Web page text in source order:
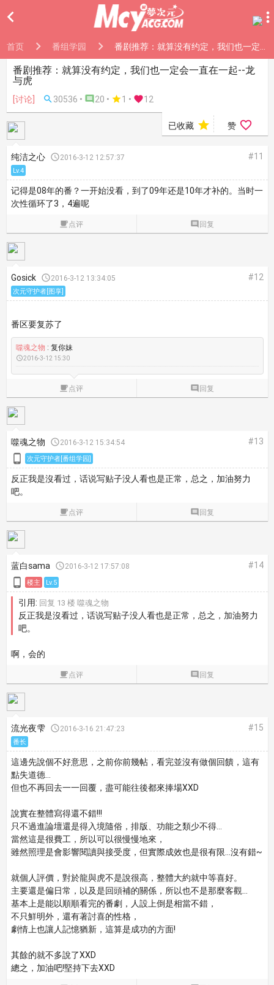

首页 番组学园 番剧推荐：就算没有约定，我们也一定会一直在一起--龙与虎
番剧推荐：就算没有约定，我们也一定会一直在一起--龙
与虎
[讨论]  30536 •  20 • 1 • 12
已收藏  赞 
纯洁之心 2016-3-12 12:57:37 #11
Lv.4
记得是08年的番？一开始没看，到了09年还是10年才补的。当时一
次性循环了3，4遍呢
点评  回复
Gosick 2016-3-12 13:34:05 #12
次元守护者[图享]
番区要复苏了
噬魂之物 : 复你妹
2016-3-12 15:30
点评  回复
噬魂之物 2016-3-12 15:34:54 #13
 次元守护者[番组学园]
反正我是沒看过，话说写贴子没人看也是正常，总之，加油努力
吧。
点评  回复
蓝白sama 2016-3-12 17:57:08 #14
 楼主 Lv.5
引用: 回复 13 楼 噬魂之物
反正我是沒看过，话说写贴子没人看也是正常，总之，加油努力
吧。
啊，会的
点评  回复
流光夜雫 2016-3-16 21:47:23 #15
番长
這邊先說個不好意思，之前你前幾帖，看完並沒有做個回饋，這有
點失道德...
但也不再回去一一回覆，盡可能往後都來捧場XXD
說實在整體寫得還不錯!!!
只不過進論壇還是得入境隨俗，排版、功能之類少不得...
當然這是很費工，所以可以很慢慢地來，
雖然照理是會影響閱讀與接受度，但實際成效也是很有限...沒有錯~
就個人評價，對於龍與虎不是說很高，整體大約就中等喜好。
主要還是偏日常，以及是回頭補的關係，所以也不是那麼客觀...
基本上是能以順順看完的番劇，人設上倒是相當不錯，
不只鮮明外，還有著討喜的性格，
劇情上也讓人記憶猶新，這算是成功的方面!
其餘的就不多說了XXD
總之，加油吧!堅持下去XXD